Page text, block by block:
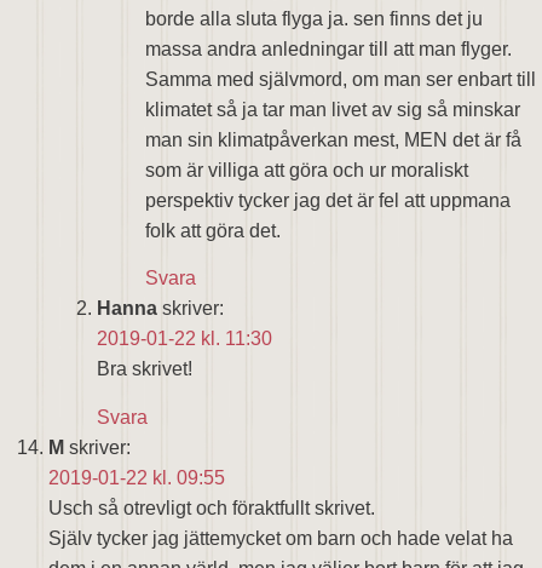
borde alla sluta flyga ja. sen finns det ju
massa andra anledningar till att man flyger.
Samma med självmord, om man ser enbart till
klimatet så ja tar man livet av sig så minskar
man sin klimatpåverkan mest, MEN det är få
som är villiga att göra och ur moraliskt
perspektiv tycker jag det är fel att uppmana
folk att göra det.
Svara
Hanna skriver:
2019-01-22 kl. 11:30
Bra skrivet!
Svara
M skriver:
2019-01-22 kl. 09:55
Usch så otrevligt och föraktfullt skrivet.
Själv tycker jag jättemycket om barn och hade velat ha